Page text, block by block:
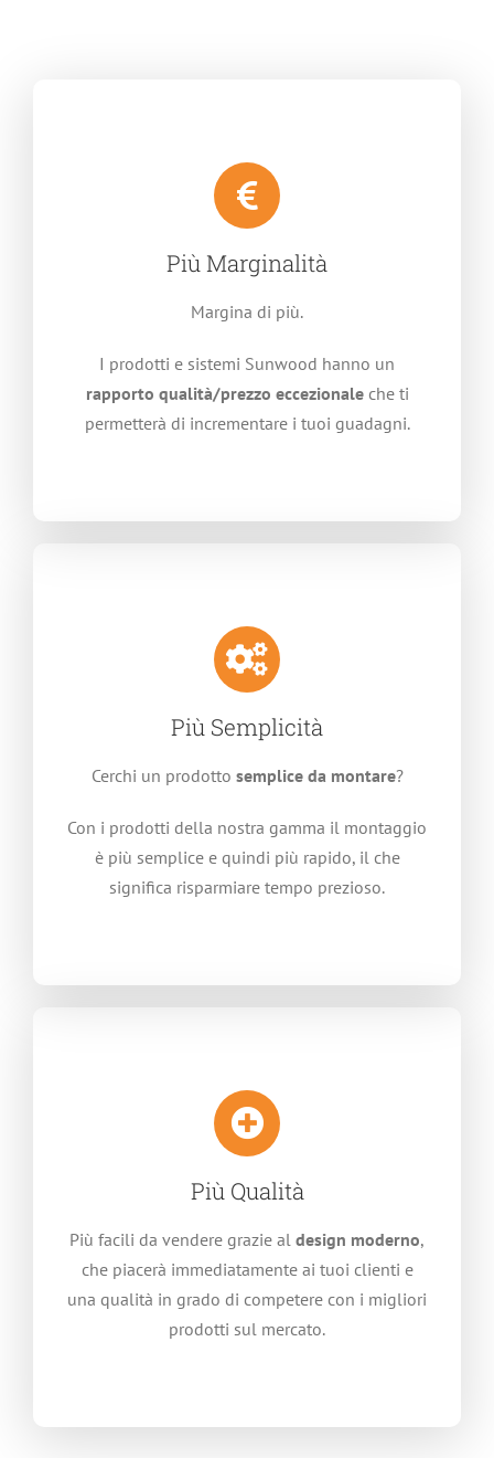
Più Marginalità
Margina di più.
I prodotti e sistemi Sunwood hanno un
rapporto qualità/prezzo eccezionaleche ti
permetterà di incrementare i tuoi guadagni.
Più Semplicità
Cerchi un prodotto semplice da montare?
Con i prodotti della nostra gamma il montaggio
è più semplice e quindi più rapido, il che
significa risparmiare tempo prezioso.
Più Qualità
Più facili da vendere grazie al design moderno,
che piacerà immediatamente ai tuoi clienti e
una qualità in grado di competere con i migliori
prodotti sul mercato.